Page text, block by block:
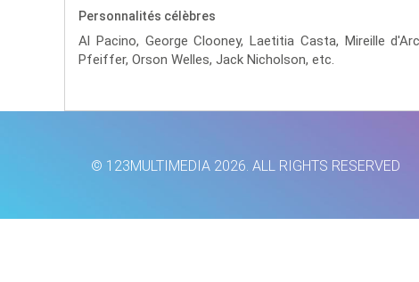
Personnalités célèbres
Al Pacino, George Clooney,Laetitia Casta, Mireille
Pfeiffer, Orson Welles, Jack Nicholson, etc.
© 123MULTIMEDIA 2026. ALL RIGHTS RESERVED